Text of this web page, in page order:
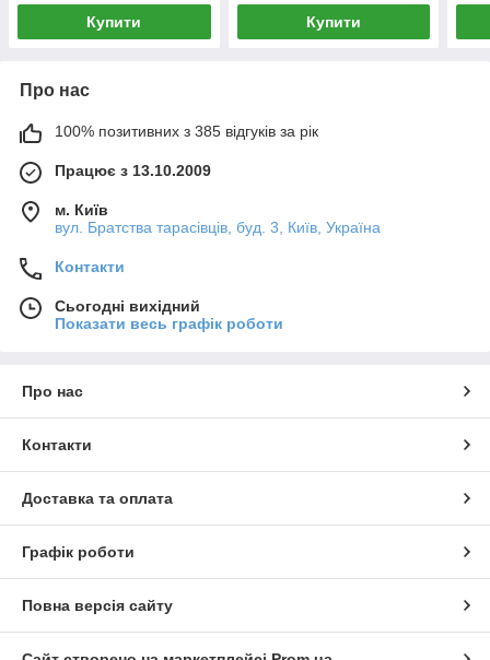
Купити Купити
Про нас
100% позитивних з 385 відгуків за рік
Працює з 13.10.2009
м. Київ
вул. Братства тарасівців, буд. 3, Київ, Україна
Контакти
Сьогодні вихідний
Показати весь графік роботи
Про нас
Контакти
Доставка та оплата
Графік роботи
Повна версія сайту